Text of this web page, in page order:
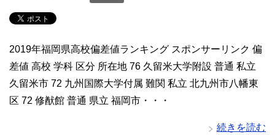
2019年福岡県高校偏差値ランキング スポンサーリンク 偏
差値 高校 学科 区分 所在地 76 久留米大学附設 普通 私立
久留米市 72 九州国際大学付属 難関 私立 北九州市八幡東
区 72 修猷館 普通 県立 福岡市・・・
続きを読む